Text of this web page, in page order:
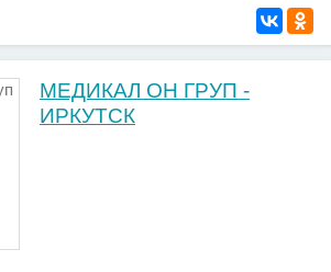
МЕДИКАЛ ОН ГРУП -
ИРКУТСК